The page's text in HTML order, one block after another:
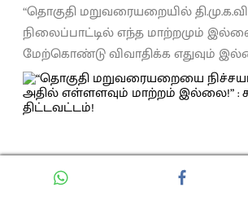
“தொகுதி மறுவரையறையில்
நிலைப்பாட்டில் எந்த மாற்றமும்
மேற்கொண்டு விவாதிக்க எதுவும்